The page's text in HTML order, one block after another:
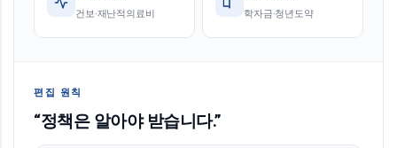
건보·재난적의료비 학자금·청년도약
편집 원칙
“정책은 알아야 받습니다.”